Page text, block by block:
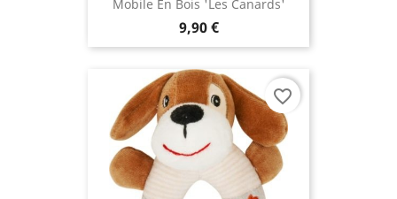
Mobile En Bois 'Les Canards'
9,90 €
favorite_border